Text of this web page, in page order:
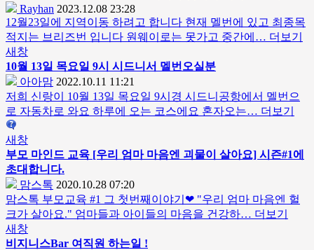
Rayhan 2023.12.08 23:28
12월23일에 지역이동 하려고 합니다 현재 멜번에 있고 최종목
적지는 브리즈번 입니다 원웨이로는 못가고 중간에… 더보기
새창
10월 13일 목요일 9시 시드니 서 멜번오실분
아아맘 2022.10.11 11:21
저희 신랑이 10월 13일 목요일 9시경 시드니공항에서 멜번으
로 자동차로 와요 하루에 오는 코스에요 혼자오는… 더보기
새창
부모 마인드 교육 [우리 엄마 마음엔 괴물이 살아요] 시즌#1에
초대합니다.
맘스톡 2020.10.28 07:20
맘스톡 부모교육 #1 그 첫번째이야기❤ "우리 엄마 마음엔 헐
크가 살아요." 엄마들과 아이들의 마음을 건강하… 더보기
새창
비지니스Bar 여직원 하는일 !